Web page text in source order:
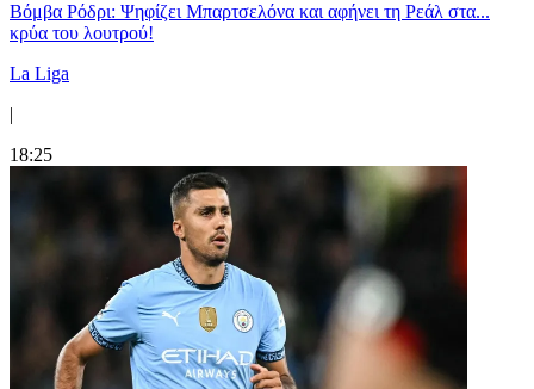
Βόμβα Ρόδρι: Ψηφίζει Μπαρτσελόνα και αφήνει τη Ρεάλ στα...
κρύα του λουτρού!
La Liga
|
18:25